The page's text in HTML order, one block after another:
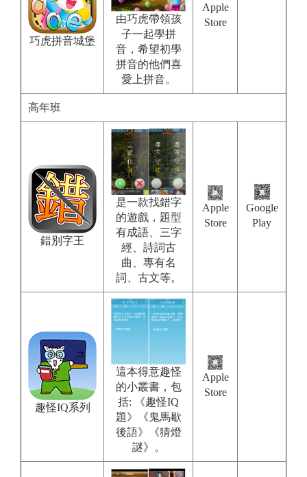
巧虎拼音城堡
由巧虎帶領孩
子一起學拼
音，希望初學
拼音的他們喜
愛上拼音。
Apple
Store
高年班
錯別字王
是一款找錯字
的遊戲，題型
有成語、三字
經、詩詞古
曲、專有名
詞、古文等。
Apple
Store
Google
Play
趣怪IQ系列
這本得意趣怪
的小叢書，包
括: 《趣怪IQ
題》《鬼馬歇
後語》《猜燈
謎》。
Apple
Store